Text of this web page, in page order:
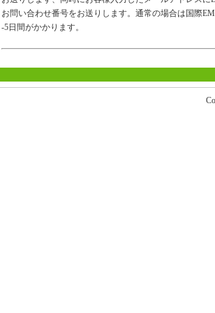
お問い合わせ番号をお送りします。通常の場合は国際
-5日間がかかります。